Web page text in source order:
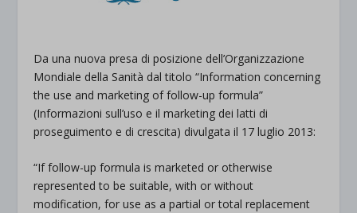
Da una nuova presa di posizione dell’Organizzazione
Mondiale della Sanità dal titolo “Information concerning
the use and marketing of follow-up formula”
(Informazioni sull’uso e il marketing dei latti di
proseguimento e di crescita) divulgata il 17 luglio 2013:
“If follow-up formula is marketed or otherwise
represented to be suitable, with or without
modification, for use as a partial or total replacement